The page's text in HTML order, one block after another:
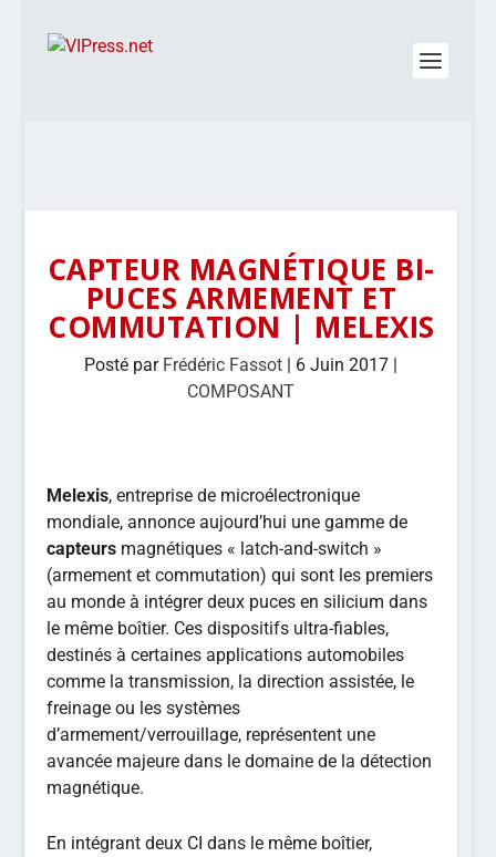
CAPTEUR MAGNÉTIQUE BI-
PUCES ARMEMENT ET
COMMUTATION | MELEXIS
Posté par Frédéric Fassot | 6 Juin 2017 |
COMPOSANT
Melexis, entreprise de microélectronique
mondiale, annonce aujourd’hui une gamme de
capteurs magnétiques « latch-and-switch »
(armement et commutation) qui sont les premiers
au monde à intégrer deux puces en silicium dans
le même boîtier. Ces dispositifs ultra-fiables,
destinés à certaines applications automobiles
comme la transmission, la direction assistée, le
freinage ou les systèmes
d’armement/verrouillage, représentent une
avancée majeure dans le domaine de la détection
magnétique.
En intégrant deux CI dans le même boîtier,